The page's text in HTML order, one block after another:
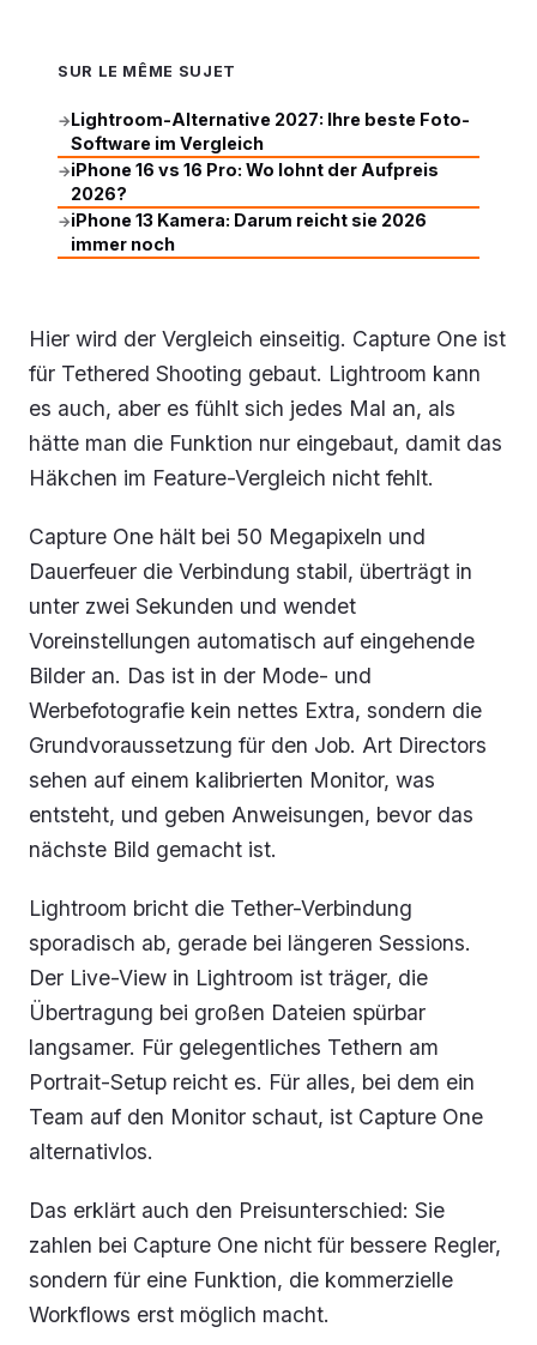
SUR LE MÊME SUJET
→Lightroom-Alternative 2027: Ihre beste Foto-
Software im Vergleich
→iPhone 16 vs 16 Pro: Wo lohnt der Aufpreis
2026?
→iPhone 13 Kamera: Darum reicht sie 2026
immer noch
Hier wird der Vergleich einseitig. Capture One ist
für Tethered Shooting gebaut. Lightroom kann
es auch, aber es fühlt sich jedes Mal an, als
hätte man die Funktion nur eingebaut, damit das
Häkchen im Feature-Vergleich nicht fehlt.
Capture One hält bei 50 Megapixeln und
Dauerfeuer die Verbindung stabil, überträgt in
unter zwei Sekunden und wendet
Voreinstellungen automatisch auf eingehende
Bilder an. Das ist in der Mode- und
Werbefotografie kein nettes Extra, sondern die
Grundvoraussetzung für den Job. Art Directors
sehen auf einem kalibrierten Monitor, was
entsteht, und geben Anweisungen, bevor das
nächste Bild gemacht ist.
Lightroom bricht die Tether-Verbindung
sporadisch ab, gerade bei längeren Sessions.
Der Live-View in Lightroom ist träger, die
Übertragung bei großen Dateien spürbar
langsamer. Für gelegentliches Tethern am
Portrait-Setup reicht es. Für alles, bei dem ein
Team auf den Monitor schaut, ist Capture One
alternativlos.
Das erklärt auch den Preisunterschied: Sie
zahlen bei Capture One nicht für bessere Regler,
sondern für eine Funktion, die kommerzielle
Workflows erst möglich macht.